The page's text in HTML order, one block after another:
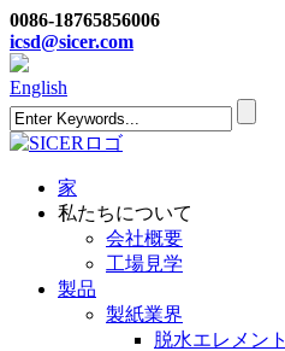
0086-18765856006
icsd@sicer.com
English
家
私たちについて
会社概要
工場見学
製品
製紙業界
脱水エレメント